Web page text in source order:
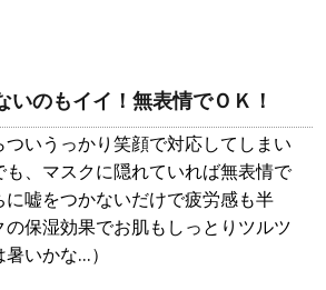
のもイイ！無表情でＯＫ！
ついうっかり笑顔で対応してしまい
、マスクに隠れていれば無表情で
に嘘をつかないだけで疲労感も半
保湿効果でお肌もしっとりツルツ
いかな…）